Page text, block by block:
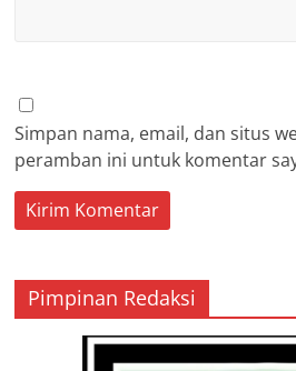
Simpan nama, email, dan situs
peramban ini untuk komentar
Pimpinan Redaksi